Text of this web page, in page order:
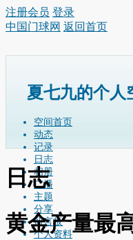
注册会员 登录
中国门球网 返回首页
夏七九的个人
空间首页
动态
记录
日志
相册
广播
主题
分享
留言板
个人资料
日志
黄金产量最